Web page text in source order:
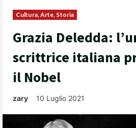
Cultura, Arte, Storia
Grazia Deledda:
scrittrice italiana
il Nobel
zary 10 Luglio 2021